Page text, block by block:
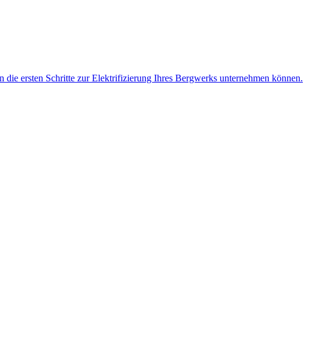
ersten Schritte zur Elektrifizierung Ihres Bergwerks unternehmen können.